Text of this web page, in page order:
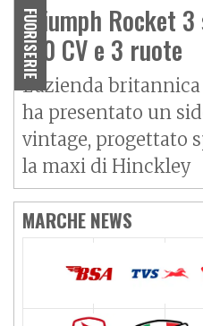
FUORISERIE
Triumph Rocket
170 CV e 3 ruote
L'azienda
ha presentato un
vintage, progettato
la maxi di Hinckley
MARCHE NEWS